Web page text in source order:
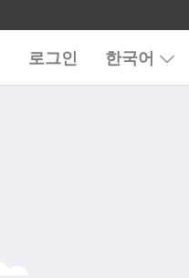
로그인 한국어